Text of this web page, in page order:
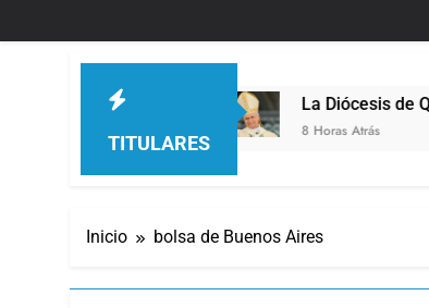
TITULARES
La Diócesis de Quilmes celebró
Inicio bolsa de Buenos Aires